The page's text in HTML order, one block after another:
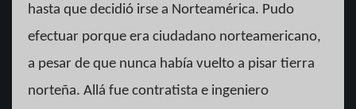
hasta que decidió irse a Norteamérica. Pudo
efectuar porque era ciudadano norteamericano,
a pesar de que nunca había vuelto a pisar tierra
norteña. Allá fue contratista e ingeniero